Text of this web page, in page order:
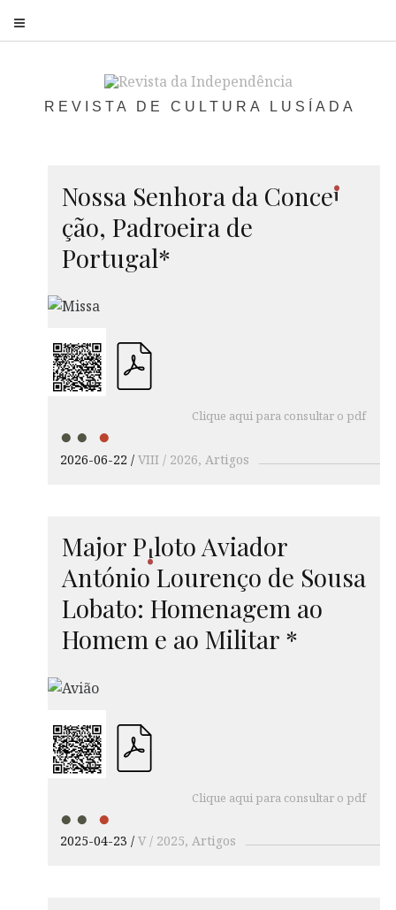
REVISTA DE CULTURA LUSÍADA
Nossa Senhora da Concei
ção, Padroeira de
Portugal*
Clique aqui para consultar o pdf
2026-06-22 VIII / 2026 Artigos
MajorPiloto Aviador
António Lourenço de Sousa
Lobato: Homenagem ao
Homem e ao Militar *
Clique aqui para consultar o pdf
2025-04-23 V / 2025 Artigos